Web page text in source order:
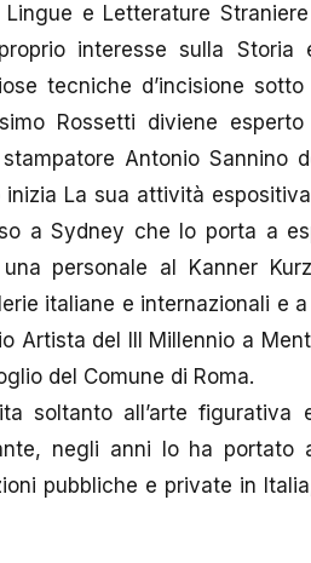
e Letterature
interesse sulla Storia
tecniche d’incisione
Rossetti diviene
Antonio Sannino
La sua attività
a Sydney che lo porta a
personale al Kanner
italiane e internazionali e
Artista del III Millennio a
del Comune di Roma.
soltanto all’arte
negli anni lo ha portato
pubbliche e private in